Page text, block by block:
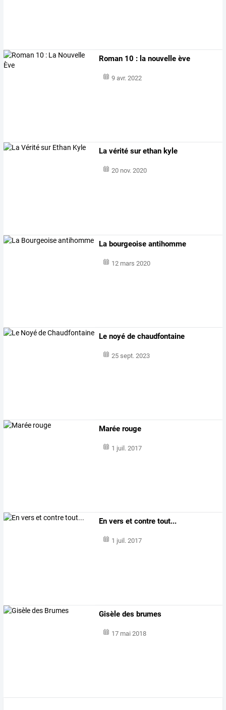
Roman 10 : la nouvelle ève
9 avr. 2022
La vérité sur ethan kyle
20 nov. 2020
La bourgeoise antihomme
12 mars 2020
Le noyé de chaudfontaine
25 sept. 2023
Marée rouge
1 juil. 2017
En vers et contre tout...
1 juil. 2017
Gisèle des brumes
17 mai 2018